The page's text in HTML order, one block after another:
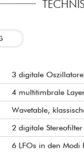
genannt werden.
bilden das
Ihre Klänge gewinnen
und Ausdruckskraft.
3 digitale
4 multitimbrale
Wavetable,
2 digitale
6 LFOs in den Modi